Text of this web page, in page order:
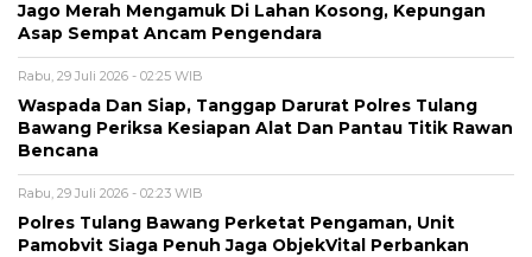
Jago Merah Mengamuk Di Lahan Kosong, Kepungan
Asap Sempat Ancam Pengendara
Rabu, 29 Juli 2026 - 02:25 WIB
Waspada Dan Siap, Tanggap Darurat Polres Tulang
Bawang Periksa Kesiapan Alat Dan Pantau Titik Rawan
Bencana
Rabu, 29 Juli 2026 - 02:23 WIB
Polres Tulang Bawang Perketat Pengaman, Unit
Pamobvit Siaga Penuh Jaga ObjekVital Perbankan